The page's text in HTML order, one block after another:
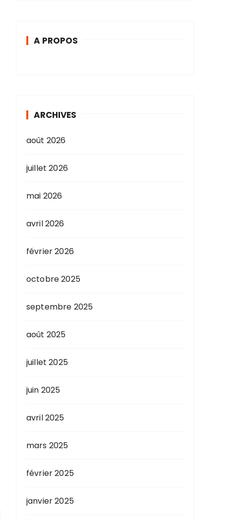
A PROPOS
ARCHIVES
août 2026
juillet 2026
mai 2026
avril 2026
février 2026
octobre 2025
septembre 2025
août 2025
juillet 2025
juin 2025
avril 2025
mars 2025
février 2025
janvier 2025